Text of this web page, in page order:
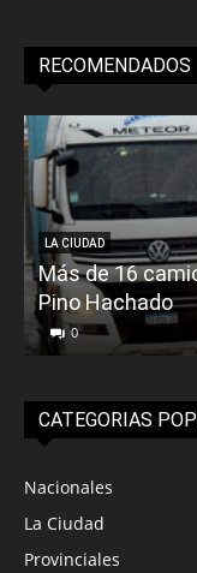
RECOMENDADOS
LA CIUDAD
Más de 16
Pino Hachado
0
CATEGORIAS
Nacionales
La Ciudad
Provinciales